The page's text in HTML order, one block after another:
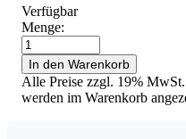
Verfügbar
Menge:
50
Abdrucklöffel
nach
Ehricke
-
In den Warenkorb
Alle Preise zzgl. 19%
werden im Warenkorb